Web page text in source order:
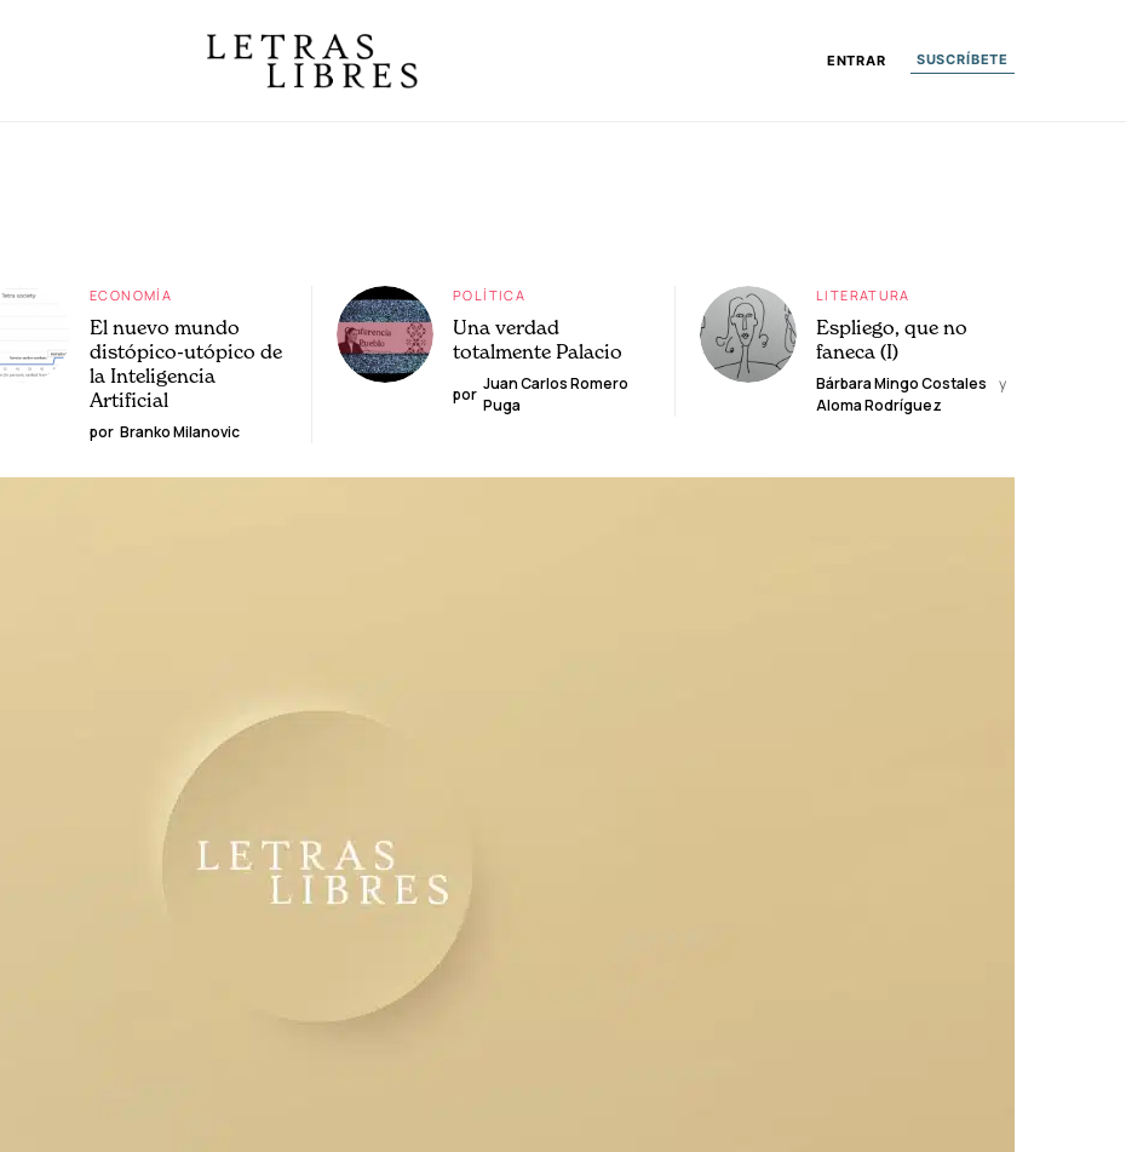
ENTRAR SUSCRÍBETE
ECONOMÍA
El nuevo mundo
distópico-utópico de
la Inteligencia
Artificial
por Branko Milanovic
POLÍTICA
Una verdad
totalmente Palacio
por
Juan Carlos Romero
Puga
LITERATURA
Espliego, que no
faneca (I)
Bárbara Mingo Costales
y
Aloma Rodríguez